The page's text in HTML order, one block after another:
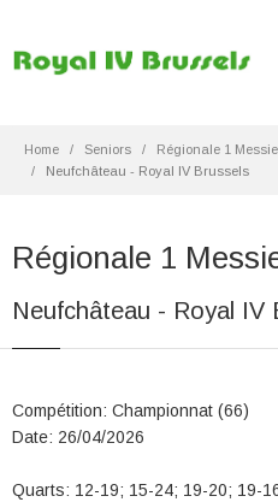
Home Seniors Régionale 1
Neufchâteau - Royal IV Brussels
Régionale 1
Neufchâteau - Royal IV
Compétition: Championnat (66)
Date: 26/04/2026
Quarts: 12-19; 15-24; 19-20; 19-